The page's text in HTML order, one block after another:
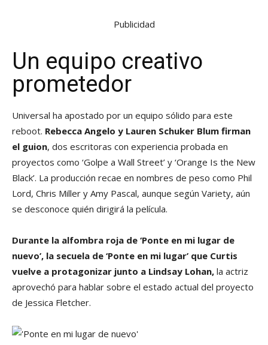
Publicidad
Un equipo creativo
prometedor
Universal ha apostado por un equipo sólido para este
reboot. Rebecca Angelo y Lauren Schuker Blum firman
el guion, dos escritoras con experiencia probada en
proyectos como ‘Golpe a Wall Street’ y ‘Orange Is the New
Black’. La producción recae en nombres de peso como Phil
Lord, Chris Miller y Amy Pascal, aunque según Variety, aún
se desconoce quién dirigirá la película.
Durante la alfombra roja de ‘Ponte en mi lugar de
nuevo’, la secuela de ‘Ponte en mi lugar’ que Curtis
vuelve a protagonizar junto a Lindsay Lohan, la actriz
aprovechó para hablar sobre el estado actual del proyecto
de Jessica Fletcher.